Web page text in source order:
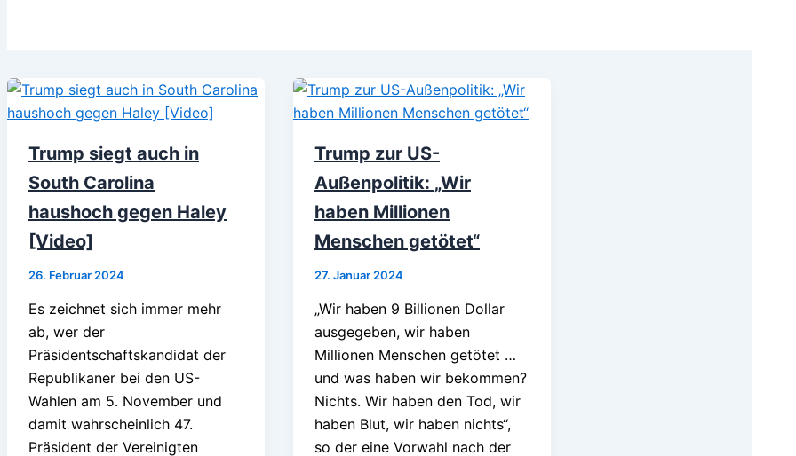
Trump siegt auch in
South Carolina
haushoch gegen Haley
[Video]
26. Februar 2024
Es zeichnet sich immer mehr
ab, wer der
Präsidentschaftskandidat der
Republikaner bei den US-
Wahlen am 5. November und
damit wahrscheinlich 47.
Präsident der Vereinigten
Trump zur US-
Außenpolitik: „Wir
haben Millionen
Menschen getötet“
27. Januar 2024
„Wir haben 9 Billionen Dollar
ausgegeben, wir haben
Millionen Menschen getötet …
und was haben wir bekommen?
Nichts. Wir haben den Tod, wir
haben Blut, wir haben nichts“,
so der eine Vorwahl nach der